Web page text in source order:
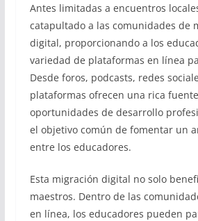
Antes limitadas a encuentros
catapultado a las comunidades de
digital, proporcionando a los
variedad de plataformas en línea
Desde foros, podcasts, redes
plataformas ofrecen una rica
oportunidades de desarrollo
el objetivo común de fomentar un
entre los educadores.
Esta migración digital no solo
maestros. Dentro de las
en línea, los educadores pueden